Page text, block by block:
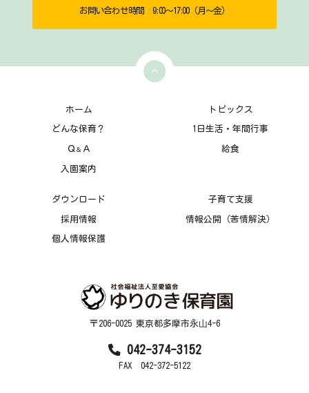
お問い合わせ時間 9:00～17:00（月～金）
ホーム トピックス
どんな保育？ 1日生活・年間行事
Ｑ ＆ Ａ 給食
入園案内
ダウンロード 子育て支援
採用情報 情報公開（苦情解決）
個人情報保護
〒206-0025 東京都多摩市永⼭4-6
042-374-3152
FAX 042-372-5122